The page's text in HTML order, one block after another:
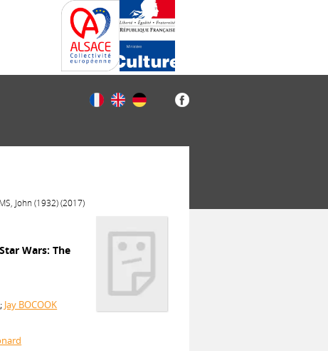
John (1932) (2017)
Wars: The
Jay BOCOOK